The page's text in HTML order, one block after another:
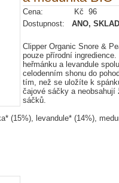
Cena: Kč 96
Dostupnost: ANO,
Clipper Organic Snore &
pouze přírodní
heřmánku a levandule
celodenním shonu do
tím, než se uložíte k
čajové sáčky a neobsahují
sáčků.
(15%), levandule* (14%),